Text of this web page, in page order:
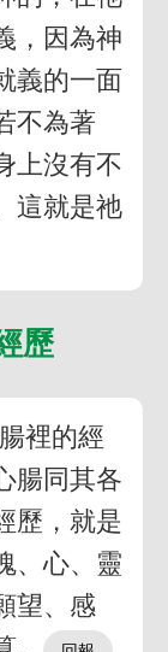
，因為神
義的一面
不為著
上沒有不
這就是祂
歷
裡的經
腸同其各
歷，就是
、心、靈
望、感